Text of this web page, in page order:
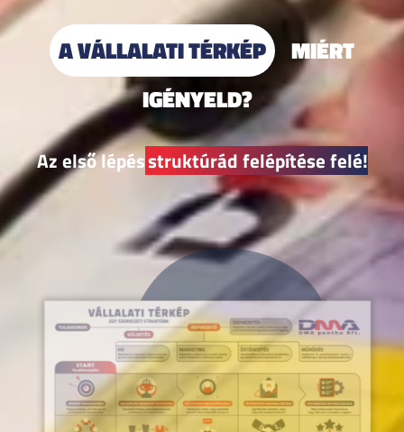
A VÁLLALATI TÉRKÉP
MIÉRT
IGÉNYELD?
Az első lépésstruktúrád felépítése felé!